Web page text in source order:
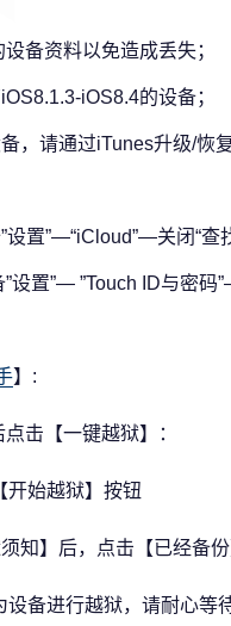
备资料以免造成丢失；
iOS8.4的设备；
，请通过iTunes升级/恢
设置”—“iCloud”—关闭“查
设置”— ”Touch ID与密码
】:
击【一键越狱】：
开始越狱】按钮
知】后，点击【已经备
设备进行越狱，请耐心等